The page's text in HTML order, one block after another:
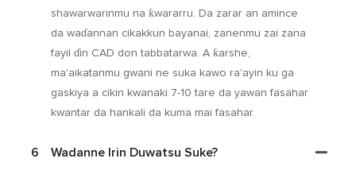
shawarwarinmu na ƙwararru. Da zarar an amince
da waɗannan cikakkun bayanai, zanenmu zai zana
fayil ɗin CAD don tabbatarwa. A ƙarshe,
ma'aikatanmu gwani ne suka kawo ra'ayin ku ga
gaskiya a cikin kwanaki 7-10 tare da yawan fasahar
kwantar da hankali da kuma mai fasahar.
6 Wadanne Irin Duwatsu Suke?